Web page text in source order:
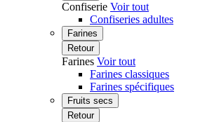
Confiserie Voir tout
Confiseries adultes
Farines
Retour
Farines Voir tout
Farines classiques
Farines spécifiques
Fruits secs
Retour